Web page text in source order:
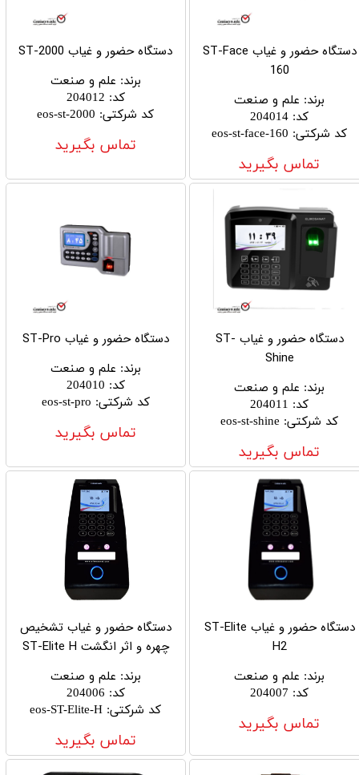
دستگاه حضور و غیاب ST-Face
160
برند: علم و صنعت
کد:
204014
کد شرکتی:
eos-st-face-160
تماس بگیرید
دستگاه حضور و غیاب ST-2000
برند: علم و صنعت
کد:
204012
کد شرکتی:
eos-st-2000
تماس بگیرید
دستگاه حضور و غیاب ST-
Shine
برند: علم و صنعت
کد:
204011
کد شرکتی:
eos-st-shine
تماس بگیرید
دستگاه حضور و غیاب ST-Pro
برند: علم و صنعت
کد:
204010
کد شرکتی:
eos-st-pro
تماس بگیرید
دستگاه حضور و غیاب ST-Elite
H2
برند: علم و صنعت
کد:
204007
تماس بگیرید
دستگاه حضور و غیاب تشخیص
چهره و اثر انگشت ST-Elite H
برند: علم و صنعت
کد:
204006
کد شرکتی:
eos-ST-Elite-H
تماس بگیرید